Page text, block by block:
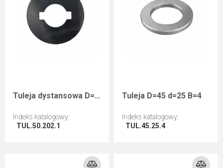
Tuleja dystansowa D=50 d=20+2CH B=1
Indeks katalogowy:
TUL.50.202.1
Tuleja D=45 d=25 B=4
Indeks katalogowy:
TUL.45.25.4